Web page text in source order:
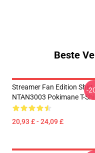
Beste
Streamer Fan Edition Shirt
NTAN3003 Pokimane T-
20,93 £ - 24,09 £
-